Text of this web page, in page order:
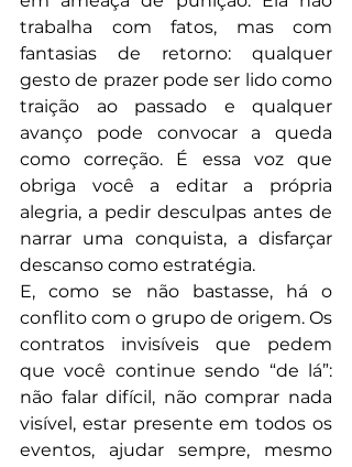
trabalha com fatos, mas com
fantasias de retorno: qualquer
gesto de prazer pode ser lido como
traição ao passado e qualquer
avanço pode convocar a queda
como correção. É essa voz que
obriga você a editar a própria
alegria, a pedir desculpas antes de
narrar uma conquista, a disfarçar
descanso como estratégia.
E, como se não bastasse, há o
conflito com o grupo de origem. Os
contratos invisíveis que pedem
que você continue sendo “de lá”:
não falar difícil, não comprar nada
visível, estar presente em todos os
eventos, ajudar sempre, mesmo